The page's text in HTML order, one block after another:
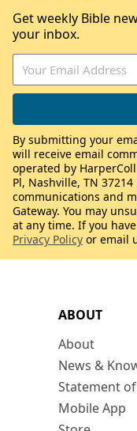
ABOUT
About
News &
Statement
Mobile App
Get weekly Bible
your inbox.
By submitting your
will receive email
operated by
Pl, Nashville, TN
communications and
Gateway. You may
at any time. If you
Privacy Policy or email